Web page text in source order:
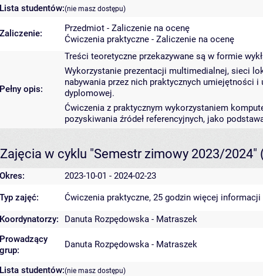
Lista studentów:(nie masz dostępu)
Zaliczenie:
Przedmiot - Zaliczenie na ocenę
Ćwiczenia praktyczne - Zaliczenie na ocenę
Pełny opis:
Treści teoretyczne przekazywane są w formie
Wykorzystanie prezentacji multimedialnej, sieci
nabywania przez nich praktycznych umiejętności
dyplomowej.
Ćwiczenia z praktycznym wykorzystaniem
pozyskiwania źródeł referencyjnych, jako
Zajęcia w cyklu "Semestr zimowy 2023/2024"
Okres: 2023-10-01 - 2024-02-23
Typ zajęć: Ćwiczenia praktyczne, 25 godzin więcej informacji
Koordynatorzy:
Danuta Rozpędowska - Matraszek
Prowadzący
grup:
Danuta Rozpędowska - Matraszek
Lista studentów:(nie masz dostępu)